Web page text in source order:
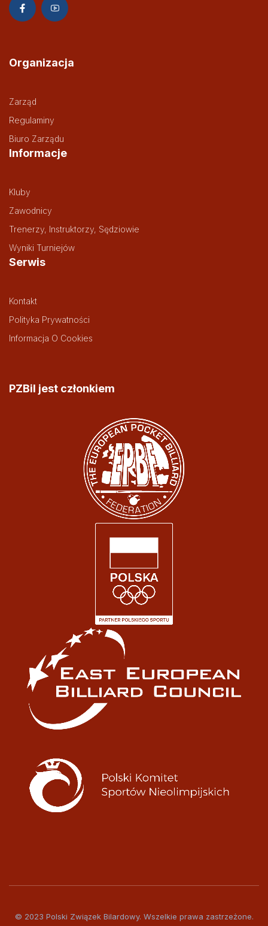
Organizacja
Zarząd
Regulaminy
Biuro Zarządu
Informacje
Kluby
Zawodnicy
Trenerzy, Instruktorzy, Sędziowie
Wyniki Turniejów
Serwis
Kontakt
Polityka Prywatności
Informacja O Cookies
PZBil jest członkiem
© 2023 Polski Związek Bilardowy. Wszelkie prawa zastrzeżone.